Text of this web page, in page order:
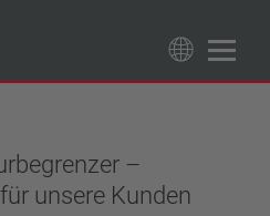
–
unsere Kunden